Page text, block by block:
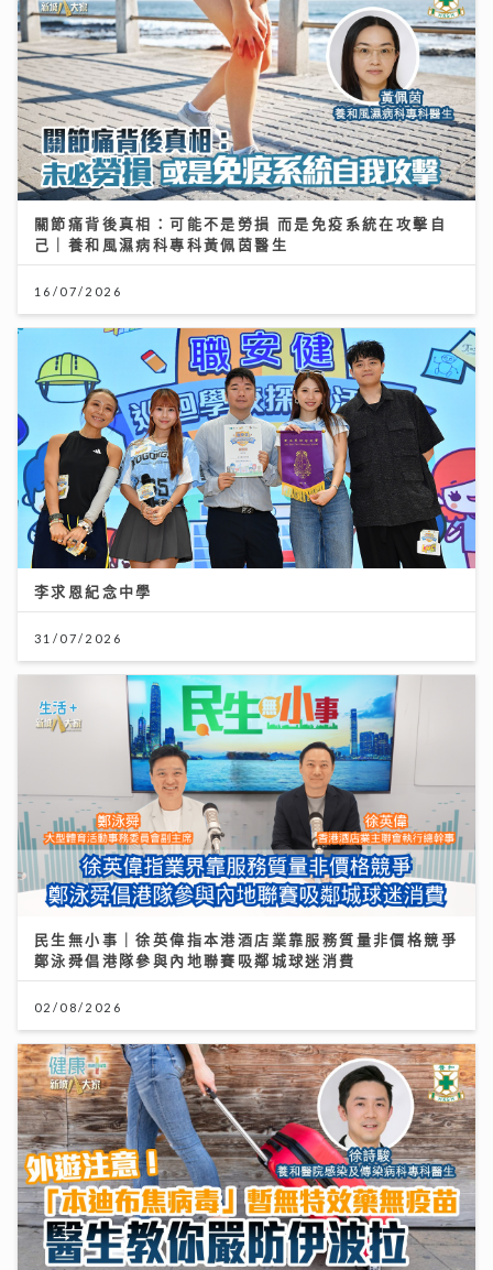
關節痛背後真相：可能不是勞損 而是免疫系統在攻擊自
己｜養和風濕病科專科黃佩茵醫生
16/07/2026
李求恩紀念中學
31/07/2026
民生無小事｜徐英偉指本港酒店業靠服務質量非價格競爭
鄭泳舜倡港隊參與內地聯賽吸鄰城球迷消費
02/08/2026